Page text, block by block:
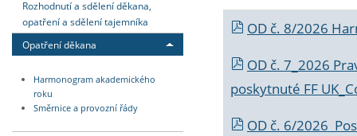
Rozhodnutí a sdělení děkana,
opatření a sdělení tajemníka
Opatření děkana
Harmonogram akademického
roku
Směrnice a provozní řády
OD č. 8/2026
OD č. 7_2026
poskytnuté FF
OD č. 6/2026